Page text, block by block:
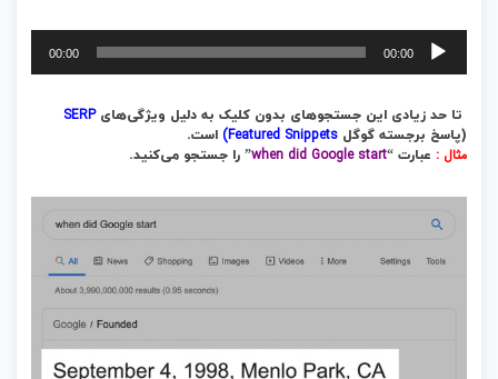
پخش‌کننده
صوت
00:00
00:00
تا حد زیادی این جستجوهای بدون کلیک به دلیل ویژگی‌هایSERP
(پاسخ برجسته گوگل Featured Snippets) است.
مثال : عبارت “when did Google start” را جستجو می‌کنید.